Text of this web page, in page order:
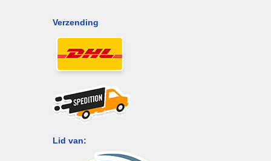
Verzending
Lid van: